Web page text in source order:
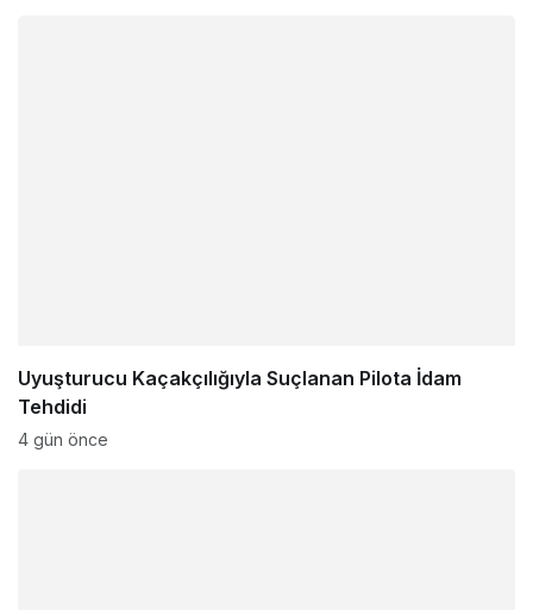
Uyuşturucu Kaçakçılığıyla Suçlanan Pilota İdam
Tehdidi
4 gün önce